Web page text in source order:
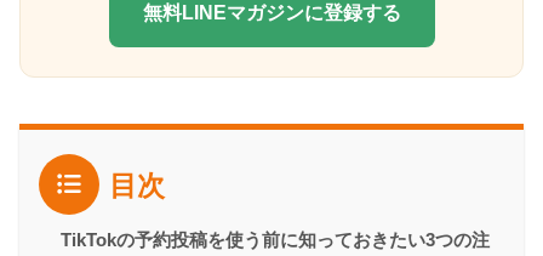
無料LINEマガジンに登録する
目次
TikTokの予約投稿を使う前に知っておきたい3つの注